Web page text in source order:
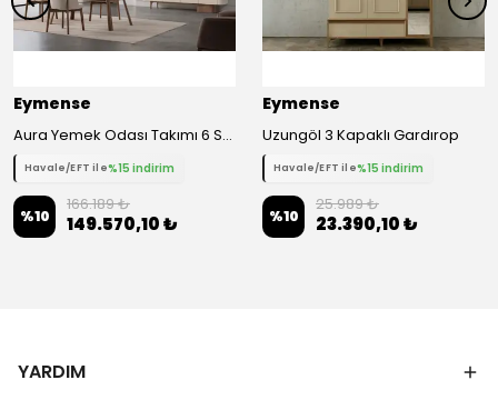
Eymense
Aura Yemek Odası Takımı 6 Sandalyeli
Havale/EFT ile%15 indirim
%10
166.189 ₺
149.570,10 ₺
Eymense
Uzungöl 3 Kapaklı Gardırop
Havale/EFT ile%15 indirim
%10
25.989 ₺
23.390,10 ₺
YARDIM